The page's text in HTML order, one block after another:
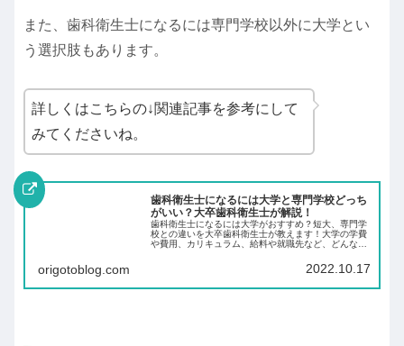
また、歯科衛生士になるには専門学校以外に大学とい
う選択肢もあります。
詳しくはこちらの↓関連記事を参考にして
みてくださいね。
歯科衛生士になるには大学と専門学校どっち
がいい？大卒歯科衛生士が解説！
歯科衛生士になるには大学がおすすめ？短大、専門学
校との違いを大卒歯科衛生士が教えます！大学の学費
や費用、カリキュラム、給料や就職先など、どんな特
origotoblog.com 2022.10.17